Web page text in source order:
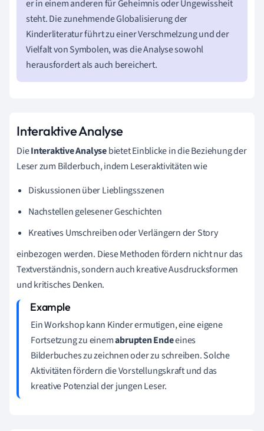
er in einem anderen für Geheimnis oder Ungewissheit
steht. Die zunehmende Globalisierung der
Kinderliteratur führt zu einer Verschmelzung und der
Vielfalt von Symbolen, was die Analyse sowohl
herausfordert als auch bereichert.
Interaktive Analyse
DieInteraktive Analysebietet Einblicke in die Beziehung der
Leser zum Bilderbuch, indem Leseraktivitäten wie
Diskussionen über Lieblingsszenen
Nachstellen gelesener Geschichten
Kreatives Umschreiben oder Verlängern der Story
einbezogen werden. Diese Methoden fördern nicht nur das
Textverständnis, sondern auch kreative Ausdrucksformen
und kritisches Denken.
Ein Workshop kann Kinder ermutigen, eine eigene
Fortsetzung zu einemabrupten Endeeines
Bilderbuches zu zeichnen oder zu schreiben. Solche
Aktivitäten fördern die Vorstellungskraft und das
kreative Potenzial der jungen Leser.